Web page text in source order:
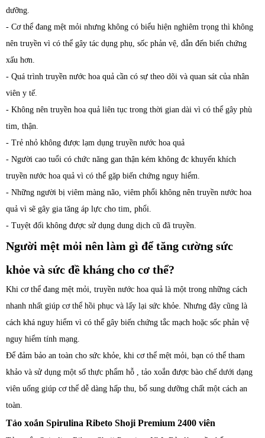
dưỡng.
- Cơ thể đang mệt mỏi nhưng không có biểu hiện nghiêm trọng thì không
nên truyền vì có thể gây tác dụng phụ, sốc phản vệ, dẫn đến biến chứng
xấu hơn.
- Quá trình truyền nước hoa quả cần có sự theo dõi và quan sát của nhân
viên y tế.
- Không nên truyền hoa quả liên tục trong thời gian dài vì có thể gây phù
tim, thận.
- Trẻ nhỏ không được lạm dụng truyền nước hoa quả
- Người cao tuổi có chức năng gan thận kém không đc khuyến khích
truyền nước hoa quả vì có thể gặp biến chứng nguy hiểm.
- Những người bị viêm màng não, viêm phổi không nên truyền nước hoa
quả vì sẽ gây gia tăng áp lực cho tim, phổi.
- Tuyệt đối không được sử dụng dung dịch cũ đã truyền.
Người mệt mỏi nên làm gì để tăng cường sức
khỏe và sức đề kháng cho cơ thể?
Khi cơ thể đang mệt mỏi, truyền nước hoa quả là một trong những cách
nhanh nhất giúp cơ thể hồi phục và lấy lại sức khỏe. Nhưng đây cũng là
cách khá nguy hiểm vì có thể gây biến chứng tắc mạch hoặc sốc phản vệ
nguy hiểm tính mạng.
Để đảm bảo an toàn cho sức khỏe, khi cơ thể mệt mỏi, bạn có thể tham
khảo và sử dụng một số thực phẩm hỗ , tảo xoắn được bào chế dưới dạng
viên uống giúp cơ thể dễ dàng hấp thu, bổ sung dưỡng chất một cách an
toàn.
Tảo xoắn Spirulina Ribeto Shoji Premium 2400 viên